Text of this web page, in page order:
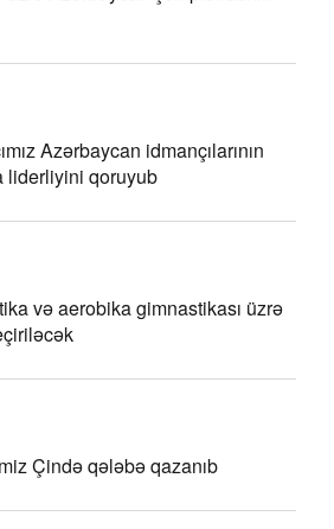
Azərbaycan idmançılarının
liderliyini qoruyub
və aerobika gimnastikası üzrə
Çində qələbə qazanıb